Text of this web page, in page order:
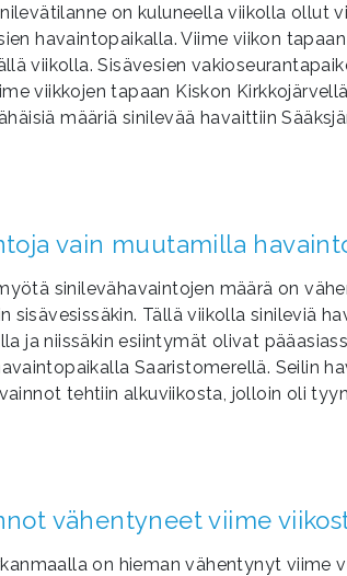
on kuluneella viikolla ollut
havaintopaikalla. Viime viikon
viikolla. Sisävesien
viikkojen tapaan Kiskon
määriä sinilevää havaittiin
vain muutamilla
sinilevähavaintojen määrä on
sisävesissäkin. Tällä viikolla sinileviä
ja niissäkin esiintymät olivat
Saaristomerellä. Seilin
tehtiin alkuviikosta, jolloin oli
vähentyneet viime
on hieman vähentynyt viime